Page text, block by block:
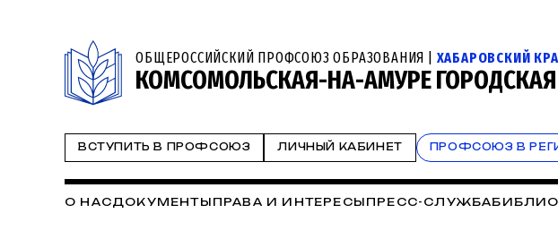
ОБЩЕРОССИЙСКИЙ ПРОФСОЮЗ ОБРАЗОВАНИЯ | ХАБАРОВСКИЙ
КОМСОМОЛЬСКАЯ-НА-АМУРЕ
ВСТУПИТЬ В ПРОФСОЮЗ ЛИЧНЫЙ КАБИНЕТ ПРОФСОЮЗ В
О НАСДОКУМЕНТЫ ПРАВА И ИНТЕРЕСЫ ПРЕСС-СЛУЖБА